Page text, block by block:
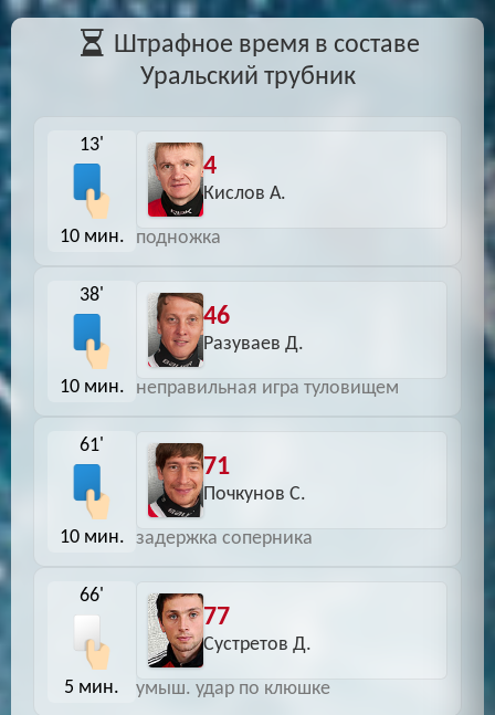
Штрафное время в составе
Уральский трубник
13'
10 мин.
4
Кислов А.
подножка
38'
10 мин.
46
Разуваев Д.
неправильная игра туловищем
61'
10 мин.
71
Почкунов С.
задержка соперника
66'
5 мин.
77
Сустретов Д.
умыш. удар по клюшке